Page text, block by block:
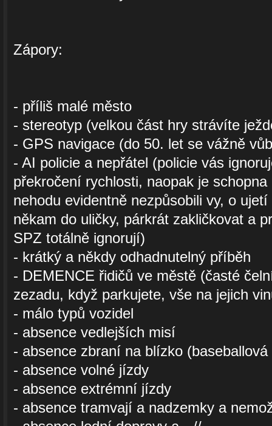
Zápory:
- příliš malé město
- stereotyp (velkou část hry strávíte
- GPS navigace (do 50. let se vážně
- AI policie a nepřátel (policie vás
překročení rychlosti, naopak je
nehodu evidentně nezpůsobili vy, o
někam do uličky, párkrát zakličkovat a
SPZ totálně ignorují)
- krátký a někdy odhadnutelný příběh
- DEMENCE řidičů ve městě (časté
zezadu, když parkujete, vše na jejich
- málo typů vozidel
- absence vedlejších misí
- absence zbraní na blízko
- absence volné jízdy
- absence extrémní jízdy
- absence tramvají a nadzemky a